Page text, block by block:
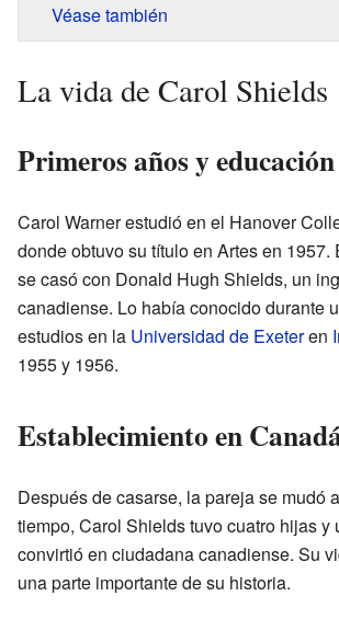
Véase también
La vida de Carol Shields
Primeros años y educación
Carol Warner estudió en el Hanover
donde obtuvo su título en Artes en 1957.
se casó con Donald Hugh Shields, un
canadiense. Lo había conocido durante
estudios en la Universidad de Exeteren
1955 y 1956.
Establecimiento en
Después de casarse, la pareja se mudó a
tiempo, Carol Shields tuvo cuatro hijas y
convirtió en ciudadana canadiense. Su
una parte importante de su historia.